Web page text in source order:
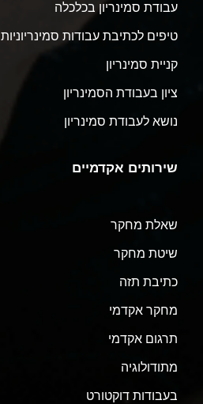
עבודת סמינריון בכלכלה
טיפים לכתיבת עבודות סמינריוניות
קניית סמינריון
ציון בעבודת הסמינריון
נושא לעבודת סמינריון
שירותים אקדמיים
שאלת מחקר
שיטת מחקר
כתיבת תזה
מחקר אקדמי
תרגום אקדמי
מתודולוגיה
בעבודות דוקטורט